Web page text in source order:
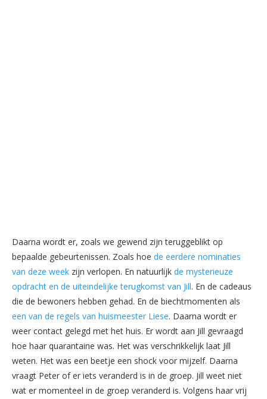
Daarna wordt er, zoals we gewend zijn teruggeblikt op
bepaalde gebeurtenissen. Zoals hoe de eerdere nominaties
van deze week zijn verlopen. En natuurlijk de mysterieuze
opdracht en de uiteindelijke terugkomst van Jill. En de cadeaus
die de bewoners hebben gehad. En de biechtmomenten als
een van de regels van huismeester Liese. Daarna wordt er
weer contact gelegd met het huis. Er wordt aan Jill gevraagd
hoe haar quarantaine was. Het was verschrikkelijk laat Jill
weten. Het was een beetje een shock voor mijzelf. Daarna
vraagt Peter of er iets veranderd is in de groep. Jill weet niet
wat er momenteel in de groep veranderd is. Volgens haar vrij